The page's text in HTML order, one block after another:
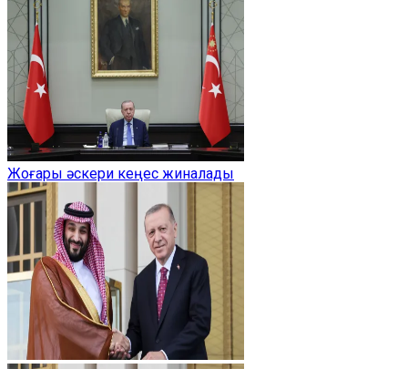
Жоғары әскери кеңес жиналады